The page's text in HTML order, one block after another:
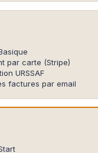
par carte (Stripe)
URSSAF
factures par email